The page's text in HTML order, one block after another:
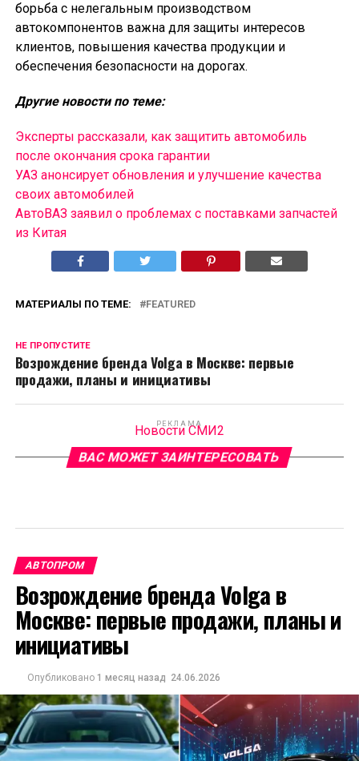
борьба с нелегальным производством
автокомпонентов важна для защиты интересов
клиентов, повышения качества продукции и
обеспечения безопасности на дорогах.
Другие новости по теме:
Эксперты рассказали, как защитить автомобиль
после окончания срока гарантии
УАЗ анонсирует обновления и улучшение качества
своих автомобилей
АвтоВАЗ заявил о проблемах с поставками запчастей
из Китая
МАТЕРИАЛЫ ПО ТЕМЕ: FEATURED
НЕ ПРОПУСТИТЕ
Возрождение бренда Volga в Москве: первые
продажи, планы и инициативы
РЕКЛАМА
Новости СМИ2
ВАС МОЖЕТ ЗАИНТЕРЕСОВАТЬ
АВТОПРОМ
Возрождение бренда Volga в
Москве: первые продажи, планы и
инициативы
Опубликовано 1 месяц назад 24.06.2026